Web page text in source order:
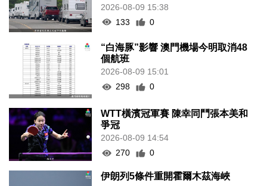
2026-08-09 15:38
133
0
“白海豚”影響 澳門機場今明取消48
個航班
2026-08-09 15:01
298
0
WTT橫濱冠軍賽 陳幸同鬥張本美和
爭冠
2026-08-09 14:54
270
0
伊朗列5條件重開霍爾木茲海峽